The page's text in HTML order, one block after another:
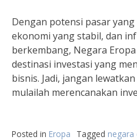
Dengan potensi pasar
ekonomi yang stabil, dan
berkembang, Negara
destinasi investasi yang
bisnis. Jadi, jangan
mulailah merencanakan
Posted in Eropa Tagged